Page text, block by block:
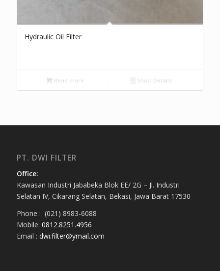
Hydraulic Oil Filter
Read more Show Details
PT. DWI FILTER
Office:
Kawasan Industri Jababeka Blok EE/ 2G – Jl. Industri
Selatan IV, Cikarang Selatan, Bekasi, Jawa Barat 17530
Phone : (021) 8983-6088
Mobile: 0812.8251.4956
Email : dwi.filter@ymail.com